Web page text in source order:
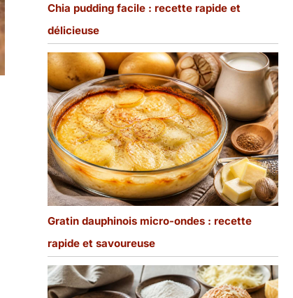
Chia pudding facile : recette rapide et
délicieuse
Gratin dauphinois micro-ondes : recette
rapide et savoureuse